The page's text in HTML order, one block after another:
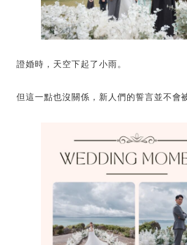
證婚時，天空下起了小雨。
但這一點也沒關係，新人們的誓言並不會